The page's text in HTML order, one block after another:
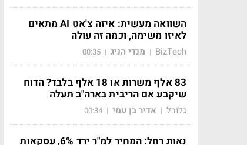
השוואה מעשית: איזה צ'אט AI מתאים
לאיזו משימה, וכמה זה עולה
BizTech
| מנדי הניג |
00:35
83 אלף משרות או 18 אלף בלבד? הדוח
שיקבע אם הריבית בארה"ב תעלה
גלובל | אדיר בן עמי |
00:34
נאות רחל: המחיר למ"ר ירד 6%, עסקאות